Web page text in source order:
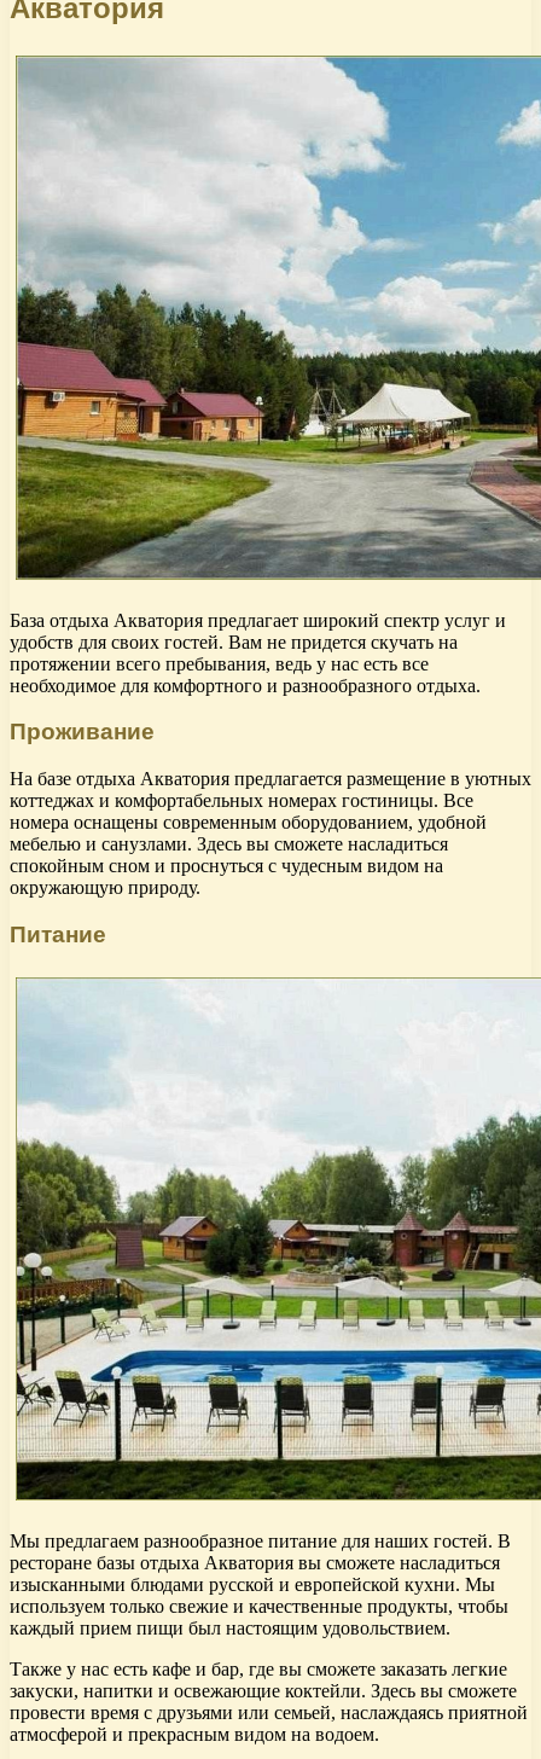
Акватория
База отдыха Акватория предлагает широкий спектр услуг и
удобств для своих гостей. Вам не придется скучать на
протяжении всего пребывания, ведь у нас есть все
необходимое для комфортного и разнообразного отдыха.
Проживание
На базе отдыха Акватория предлагается размещение в уютных
коттеджах и комфортабельных номерах гостиницы. Все
номера оснащены современным оборудованием, удобной
мебелью и санузлами. Здесь вы сможете насладиться
спокойным сном и проснуться с чудесным видом на
окружающую природу.
Питание
Мы предлагаем разнообразное питание для наших гостей. В
ресторане базы отдыха Акватория вы сможете насладиться
изысканными блюдами русской и европейской кухни. Мы
используем только свежие и качественные продукты, чтобы
каждый прием пищи был настоящим удовольствием.
Также у нас есть кафе и бар, где вы сможете заказать легкие
закуски, напитки и освежающие коктейли. Здесь вы сможете
провести время с друзьями или семьей, наслаждаясь приятной
атмосферой и прекрасным видом на водоем.